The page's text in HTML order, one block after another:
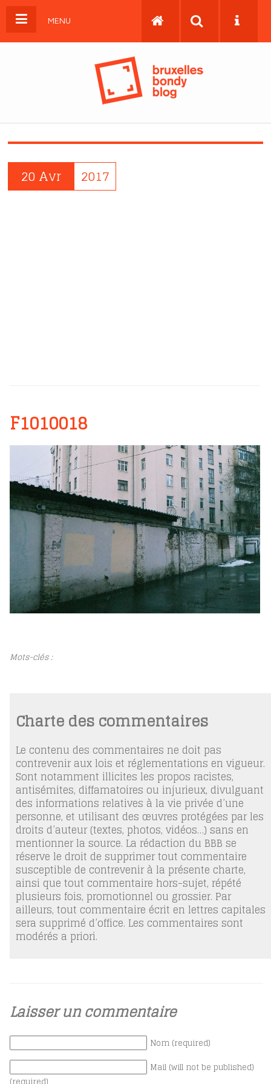
MENU
20 Avr 2017
F1010018
Mots-clés :
Charte des commentaires
Le contenu des commentaires ne doit pas
contrevenir aux lois et réglementations en vigueur.
Sont notamment illicites les propos racistes,
antisémites, diffamatoires ou injurieux, divulguant
des informations relatives à la vie privée d’une
personne, et utilisant des œuvres protégées par les
droits d’auteur (textes, photos, vidéos…) sans en
mentionner la source. La rédaction du BBB se
réserve le droit de supprimer tout commentaire
susceptible de contrevenir à la présente charte,
ainsi que tout commentaire hors-sujet, répété
plusieurs fois, promotionnel ou grossier. Par
ailleurs, tout commentaire écrit en lettres capitales
sera supprimé d’office. Les commentaires sont
modérés a priori.
Laisser un commentaire
Nom (required)
Mail (will not be published)